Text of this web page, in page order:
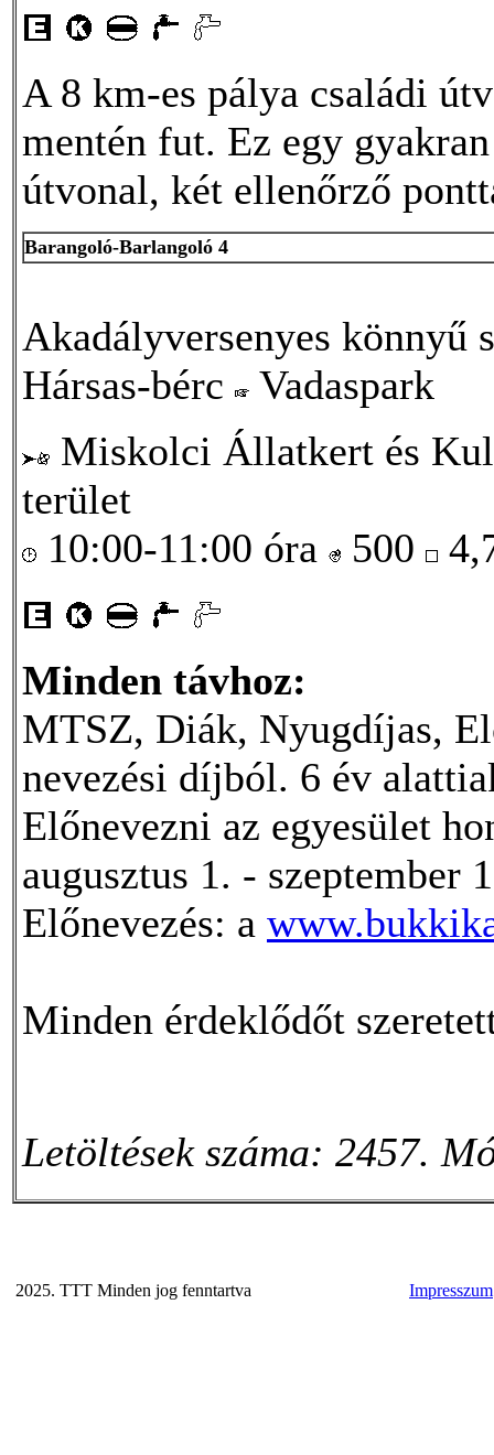
A 8 km-es pálya családi
mentén fut. Ez egy
útvonal, két ellenőrző
Barangoló-Barlangoló 4
Akadályversenyes könnyű
Hársas-bérc
Vadaspark
Miskolci Állatkert és
terület
10:00-11:00 óra
500
Minden távhoz:
MTSZ, Diák, Nyugdíjas,
nevezési díjból. 6 év
Előnevezni az egyesület
augusztus 1. - szeptember
Előnevezés: a
Minden érdeklődőt
Letöltések száma: 2457.
2025. TTT Minden jog fenntartva Impresszum